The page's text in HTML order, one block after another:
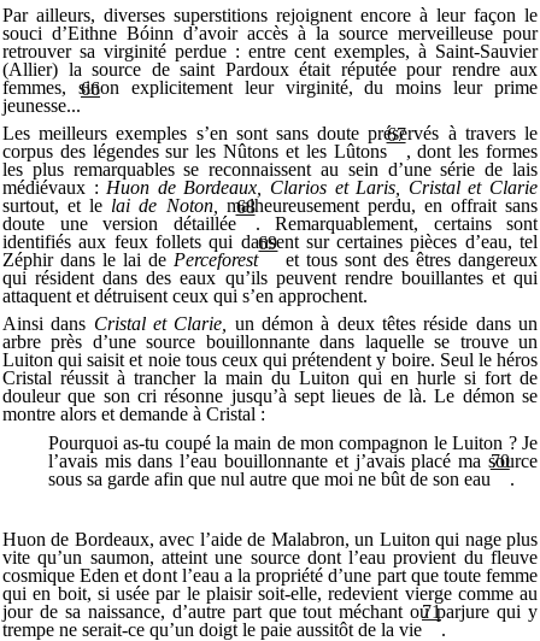
Par ailleurs, diverses superstitions rejoignent encore à leur façon le
souci d’Eithne Bóinn d’avoir accès à la source merveilleuse pour
retrouver sa virginité perdue : entre cent exemples, à Saint-Sauvier
(Allier) la source de saint Pardoux était réputée pour rendre aux
femmes, sinon explicitement leur virginité, du moins leur prime
jeunesse...
66
Les meilleurs exemples s’en sont sans doute préservés à travers le
corpus des légendes sur les Nûtons et les Lûtons
67
, dont les formes
les plus remarquables se reconnaissent au sein d’une série de lais
médiévaux : Huon de Bordeaux, Clarios et Laris, Cristal et Clarie
surtout, et le lai de Noton, malheureusement perdu, en offrait sans
doute une version détaillée
68
. Remarquablement, certains sont
identifiés aux feux follets qui dansent sur certaines pièces d’eau, tel
Zéphir dans le lai de Perceforest
69
et tous sont des êtres dangereux
qui résident dans des eaux qu’ils peuvent rendre bouillantes et qui
attaquent et détruisent ceux qui s’en approchent.
Ainsi dans Cristal et Clarie, un démon à deux têtes réside dans un
arbre près d’une source bouillonnante dans laquelle se trouve un
Luiton qui saisit et noie tous ceux qui prétendent y boire. Seul le héros
Cristal réussit à trancher la main du Luiton qui en hurle si fort de
douleur que son cri résonne jusqu’à sept lieues de là. Le démon se
montre alors et demande à Cristal :
Pourquoi as-tu coupé la main de mon compagnon le Luiton ? Je
l’avais mis dans l’eau bouillonnante et j’avais placé ma source
sous sa garde afin que nul autre que moi ne bût de son eau
70
.
Huon de Bordeaux, avec l’aide de Malabron, un Luiton qui nage plus
vite qu’un saumon, atteint une source dont l’eau provient du fleuve
cosmique Eden et dont l’eau a la propriété d’une part que toute femme
qui en boit, si usée par le plaisir soit-elle, redevient vierge comme au
jour de sa naissance, d’autre part que tout méchant ou parjure qui y
trempe ne serait-ce qu’un doigt le paie aussitôt de la vie
71
.